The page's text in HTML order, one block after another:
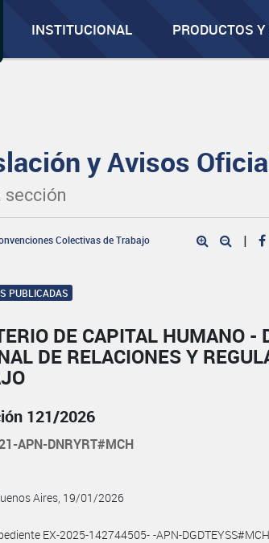
INSTITUCIONAL PRODUCTOS
y Avisos
sección
Colectivas de Trabajo
|
PUBLICADAS
DE CAPITAL HUMANO -
DE RELACIONES Y
121/2026
APN-DNRYRT#MCH
Aires, 19/01/2026
EX-2025-142744505- -APN-